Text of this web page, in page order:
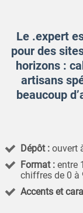
Le .expert
pour des
horizons :
artisans
beaucoup
Dépôt : ouvert
Format : entre
chiffres de 0 à
Accents et